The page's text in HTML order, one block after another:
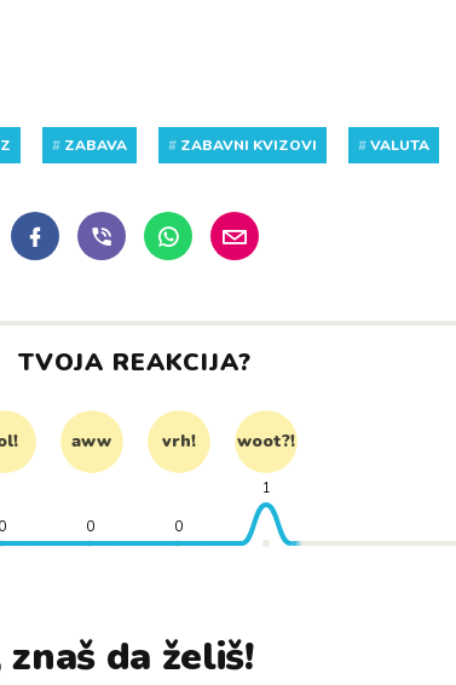
# ZABAVA # ZABAVNI KVIZOVI #VALUTA
TVOJA REAKCIJA?
aww vrh! woot?!
0 0 0
1
da želiš!